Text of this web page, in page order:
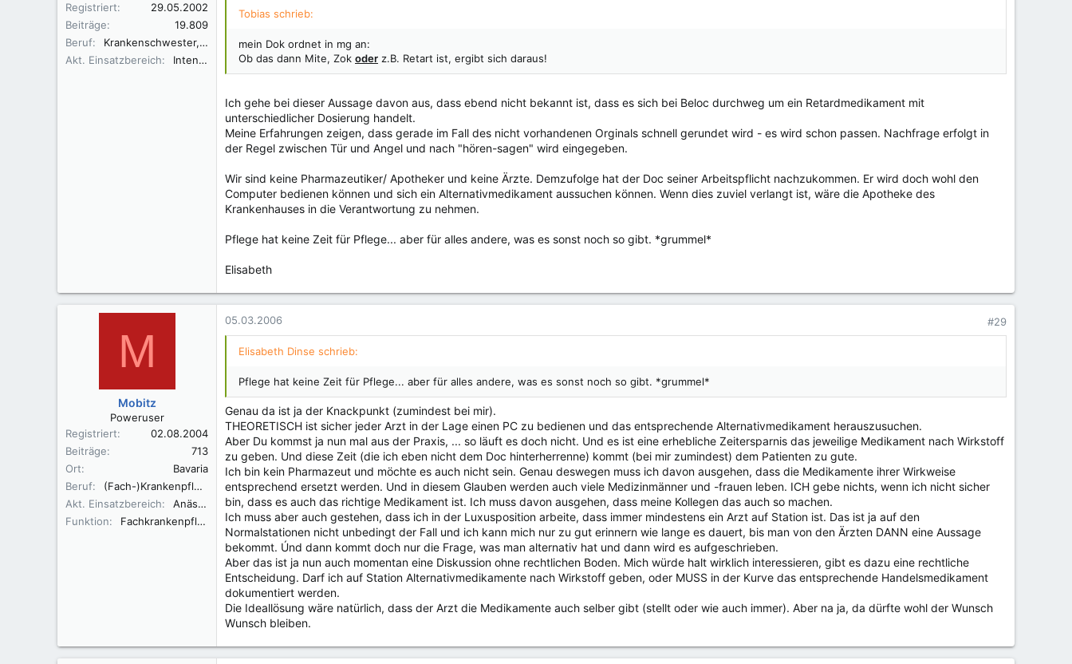
Registriert
29.05.2002
Beiträge
19.809
Beruf
Krankenschwester, Fachkrankenschwester A/I, Praxisbegleiter Basale Stimulation
Akt. Einsatzbereich
Intensivüberwachung
Tobias schrieb:
mein Dok ordnet in mg an:
Ob das dann Mite, Zok oder z.B. Retart ist, ergibt sich daraus!
Ich gehe bei dieser Aussage davon aus, dass ebend nicht bekannt ist, dass es sich bei Beloc durchweg um ein Retardmedikament mit
unterschiedlicher Dosierung handelt.
Meine Erfahrungen zeigen, dass gerade im Fall des nicht vorhandenen Orginals schnell gerundet wird - es wird schon passen. Nachfrage erfolgt in
der Regel zwischen Tür und Angel und nach "hören-sagen" wird eingegeben.
Wir sind keine Pharmazeutiker/ Apotheker und keine Ärzte. Demzufolge hat der Doc seiner Arbeitspflicht nachzukommen. Er wird doch wohl den
Computer bedienen können und sich ein Alternativmedikament aussuchen können. Wenn dies zuviel verlangt ist, wäre die Apotheke des
Krankenhauses in die Verantwortung zu nehmen.
Pflege hat keine Zeit für Pflege... aber für alles andere, was es sonst noch so gibt. *grummel*
Elisabeth
M
Mobitz
Poweruser
Registriert
02.08.2004
Beiträge
713
Ort
Bavaria
Beruf
(Fach-)Krankenpfleger An/Int, Altenpfleger
Akt. Einsatzbereich
Anästhesie
Funktion
Fachkrankenpfleger, Praxisanleiter
05.03.2006 #29
Elisabeth Dinse schrieb:
Pflege hat keine Zeit für Pflege... aber für alles andere, was es sonst noch so gibt. *grummel*
Genau da ist ja der Knackpunkt (zumindest bei mir).
THEORETISCH ist sicher jeder Arzt in der Lage einen PC zu bedienen und das entsprechende Alternativmedikament herauszusuchen.
Aber Du kommst ja nun mal aus der Praxis, ... so läuft es doch nicht. Und es ist eine erhebliche Zeitersparnis das jeweilige Medikament nach Wirkstoff
zu geben. Und diese Zeit (die ich eben nicht dem Doc hinterherrenne) kommt (bei mir zumindest) dem Patienten zu gute.
Ich bin kein Pharmazeut und möchte es auch nicht sein. Genau deswegen muss ich davon ausgehen, dass die Medikamente ihrer Wirkweise
entsprechend ersetzt werden. Und in diesem Glauben werden auch viele Medizinmänner und -frauen leben. ICH gebe nichts, wenn ich nicht sicher
bin, dass es auch das richtige Medikament ist. Ich muss davon ausgehen, dass meine Kollegen das auch so machen.
Ich muss aber auch gestehen, dass ich in der Luxusposition arbeite, dass immer mindestens ein Arzt auf Station ist. Das ist ja auf den
Normalstationen nicht unbedingt der Fall und ich kann mich nur zu gut erinnern wie lange es dauert, bis man von den Ärzten DANN eine Aussage
bekommt. Únd dann kommt doch nur die Frage, was man alternativ hat und dann wird es aufgeschrieben.
Aber das ist ja nun auch momentan eine Diskussion ohne rechtlichen Boden. Mich würde halt wirklich interessieren, gibt es dazu eine rechtliche
Entscheidung. Darf ich auf Station Alternativmedikamente nach Wirkstoff geben, oder MUSS in der Kurve das entsprechende Handelsmedikament
dokumentiert werden.
Die Ideallösung wäre natürlich, dass der Arzt die Medikamente auch selber gibt (stellt oder wie auch immer). Aber na ja, da dürfte wohl der Wunsch
Wunsch bleiben.